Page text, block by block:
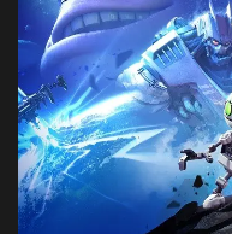
SE CONNECTER OU